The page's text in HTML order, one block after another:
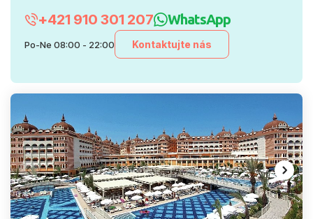
+421 910 301 207 WhatsApp
Po-Ne 08:00 - 22:00 Kontaktujte nás